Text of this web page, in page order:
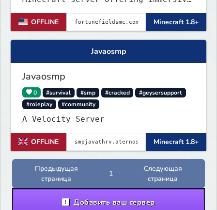
gameplay across SMP, KitPVP, and
Prisons. It emphasizes community
engagement, player creativity, and
growth through innovative features!
OFFLINE Minecraft 1.8+
Javaosmp
Javaosmp
0 #survival #smp #cracked
#geysersupport
#roleplay
#community
A Velocity Server
OFFLINE Minecraft 1.8+
Предыдущая
страница
1
Следующая
страница
Добавить ваш сервер